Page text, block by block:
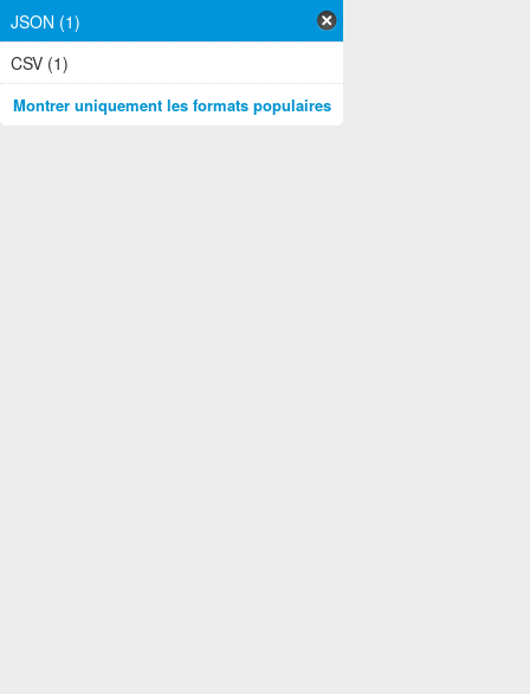
JSON (1)
CSV (1)
Montrer uniquement les formats populaires